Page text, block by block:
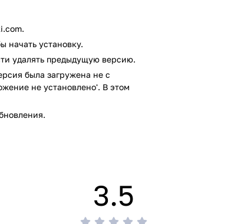
начать установку.
удалять предыдущую версию.
была загружена не с
не установлено'. В этом
3.5